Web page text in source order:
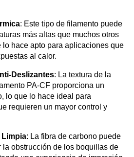
: Este tipo de filamento puede
más altas que muchos otros
lo hace apto para aplicaciones que
al calor.
Deslizantes: La textura de la
PA-CF proporciona un
lo que lo hace ideal para
requieren un mayor control y
Limpia: La fibra de carbono puede
la obstrucción de los boquillas de